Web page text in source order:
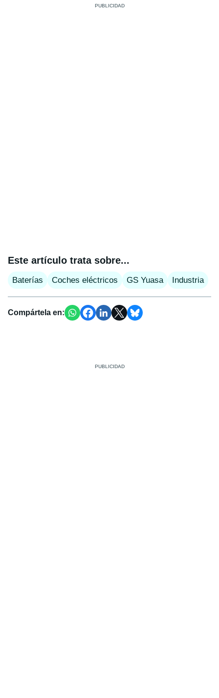
Este artículo trata sobre...
Baterías Coches eléctricos GS Yuasa Industria
Compártela en: